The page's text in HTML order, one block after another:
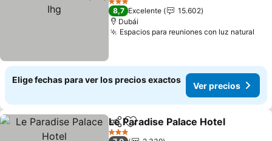
3 Estrellas
8,7 Excelente
15.602
Dubái
Espacios para reuniones con luz natural
Elige fechas para ver los precios exactos
Ver precios
CompartirAgregar a favoritos
Le Paradise Palace Hotel
3 Estrellas